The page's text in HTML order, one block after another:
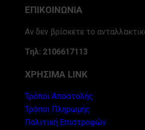
ΕΠΙΚΟΙΝΩΝΙΑ
Αν δεν βρίσκετε το
Τηλ: 2106617113
ΧΡΗΣΙΜΑ LINK
Τρόποι Αποστολής
Τρόποι Πληρωμής
Πολιτική Επιστροφών